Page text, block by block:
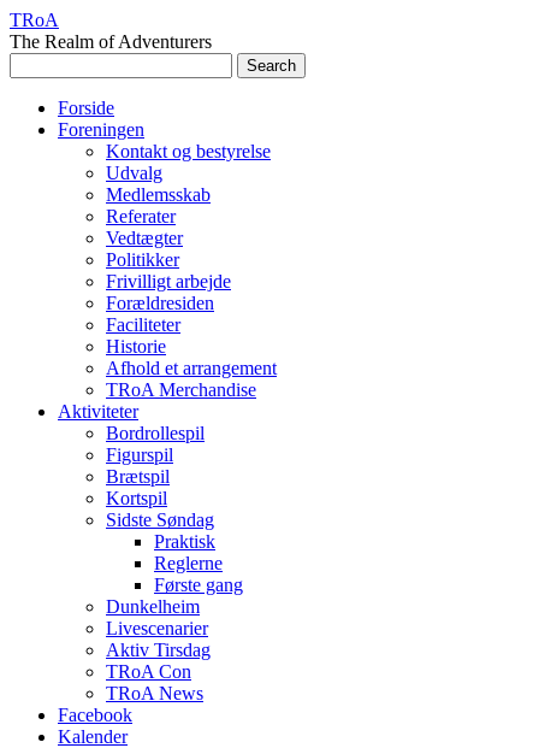
TRoA
The Realm of Adventurers
Forside
Foreningen
Kontakt og bestyrelse
Udvalg
Medlemsskab
Referater
Vedtægter
Politikker
Frivilligt arbejde
Forældresiden
Faciliteter
Historie
Afhold et arrangement
TRoA Merchandise
Aktiviteter
Bordrollespil
Figurspil
Brætspil
Kortspil
Sidste Søndag
Praktisk
Reglerne
Første gang
Dunkelheim
Livescenarier
Aktiv Tirsdag
TRoA Con
TRoA News
Facebook
Kalender